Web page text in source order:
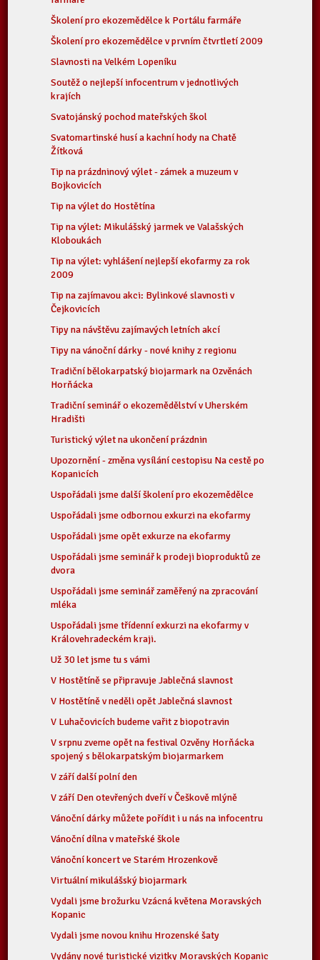
Školení pro ekozemědělce k Portálu farmáře
Školení pro ekozemědělce v prvním čtvrtletí 2009
Slavnosti na Velkém Lopeníku
Soutěž o nejlepší infocentrum v jednotlivých
krajích
Svatojánský pochod mateřských škol
Svatomartinské husí a kachní hody na Chatě
Žítková
Tip na prázdninový výlet - zámek a muzeum v
Bojkovicích
Tip na výlet do Hostětína
Tip na výlet: Mikulášský jarmek ve Valašských
Kloboukách
Tip na výlet: vyhlášení nejlepší ekofarmy za rok
2009
Tip na zajímavou akci: Bylinkové slavnosti v
Čejkovicích
Tipy na návštěvu zajímavých letních akcí
Tipy na vánoční dárky - nové knihy z regionu
Tradiční bělokarpatský biojarmark na Ozvěnách
Horňácka
Tradiční seminář o ekozemědělství v Uherském
Hradišti
Turistický výlet na ukončení prázdnin
Upozornění - změna vysílání cestopisu Na cestě po
Kopanicích
Uspořádali jsme další školení pro ekozemědělce
Uspořádali jsme odbornou exkurzi na ekofarmy
Uspořádali jsme opět exkurze na ekofarmy
Uspořádali jsme seminář k prodeji bioproduktů ze
dvora
Uspořádali jsme seminář zaměřený na zpracování
mléka
Uspořádali jsme třídenní exkurzi na ekofarmy v
Královehradeckém kraji.
Už 30 let jsme tu s vámi
V Hostětíně se připravuje Jablečná slavnost
V Hostětíně v neděli opět Jablečná slavnost
V Luhačovicích budeme vařit z biopotravin
V srpnu zveme opět na festival Ozvěny Horňácka
spojený s bělokarpatským biojarmarkem
V září další polní den
V září Den otevřených dveří v Češkově mlýně
Vánoční dárky můžete pořídit i u nás na infocentru
Vánoční dílna v mateřské škole
Vánoční koncert ve Starém Hrozenkově
Virtuální mikulášský biojarmark
Vydali jsme brožurku Vzácná květena Moravských
Kopanic
Vydali jsme novou knihu Hrozenské šaty
Vydány nové turistické vizitky Moravských Kopanic